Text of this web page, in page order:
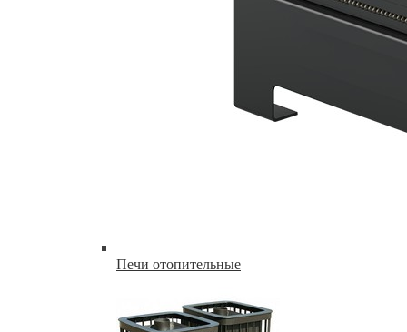
Печи отопительные